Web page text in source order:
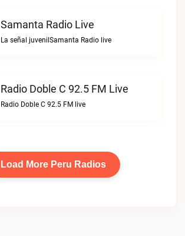
Samanta Radio Live
La señal juvenilSamanta Radio live
Radio Doble C 92.5 FM Live
Radio Doble C 92.5 FM live
Load More Peru Radios